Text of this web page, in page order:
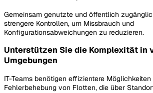
Gemeinsam genutzte und öffentlich
strengere Kontrollen, um Missbrauch und
Konfigurationsabweichungen zu reduzieren.
Unterstützen Sie die Komplexität in
Umgebungen
IT-Teams benötigen effizientere
Fehlerbehebung von Flotten, die über